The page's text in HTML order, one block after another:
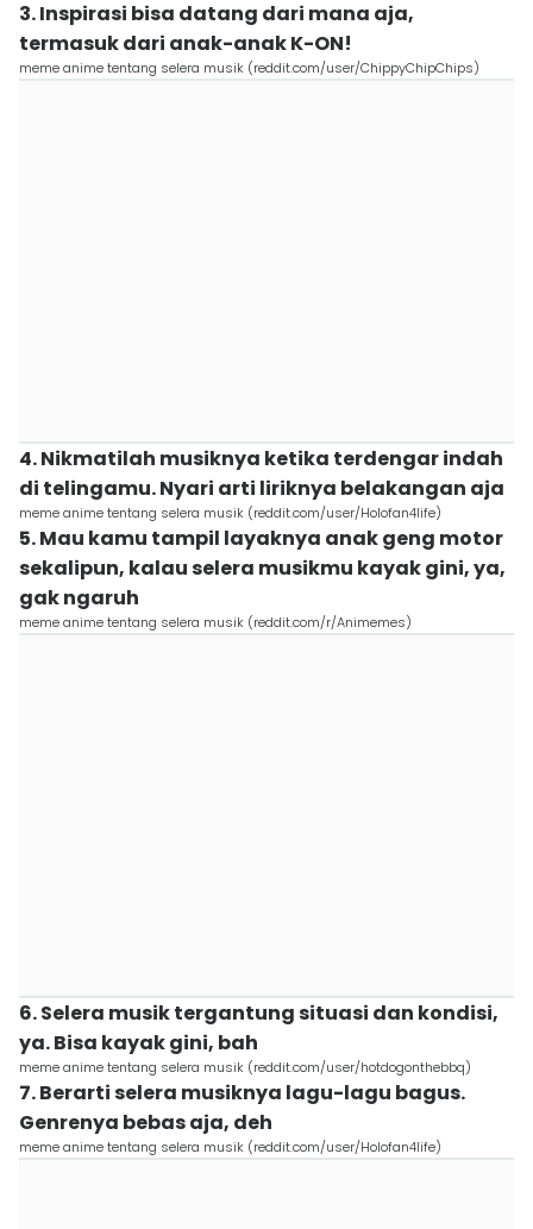
3. Inspirasi bisa datang dari mana aja,
termasuk dari anak-anak K-ON!
meme anime tentang selera musik (reddit.com/user/ChippyChipChips)
4. Nikmatilah musiknya ketika terdengar indah
di telingamu. Nyari arti liriknya belakangan aja
meme anime tentang selera musik (reddit.com/user/Holofan4life)
5. Mau kamu tampil layaknya anak geng motor
sekalipun, kalau selera musikmu kayak gini, ya,
gak ngaruh
meme anime tentang selera musik (reddit.com/r/Animemes)
6. Selera musik tergantung situasi dan kondisi,
ya. Bisa kayak gini, bah
meme anime tentang selera musik (reddit.com/user/hotdogonthebbq)
7. Berarti selera musiknya lagu-lagu bagus.
Genrenya bebas aja, deh
meme anime tentang selera musik (reddit.com/user/Holofan4life)